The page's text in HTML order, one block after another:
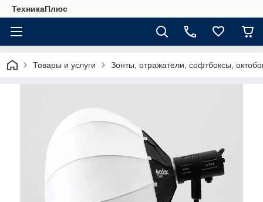
ТехникаПлюс
Товары и услуги Зонты, отражатели, софтбоксы,